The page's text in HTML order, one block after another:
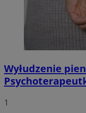
Wyłudzenie
1